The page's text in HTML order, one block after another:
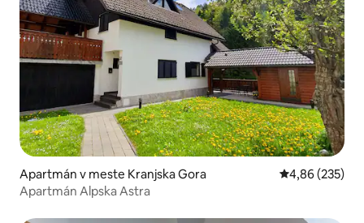
Apartmán v meste Kranjska Gora Priemerné
4,86 (235)
Apartmán Alpska Astra